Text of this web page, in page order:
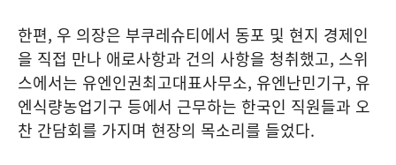
한편, 우 의장은 부쿠레슈티에서 동포 및 현지 경제인
을 직접 만나 애로사항과 건의 사항을 청취했고, 스위
스에서는 유엔인권최고대표사무소, 유엔난민기구, 유
엔식량농업기구 등에서 근무하는 한국인 직원들과 오
찬 간담회를 가지며 현장의 목소리를 들었다.